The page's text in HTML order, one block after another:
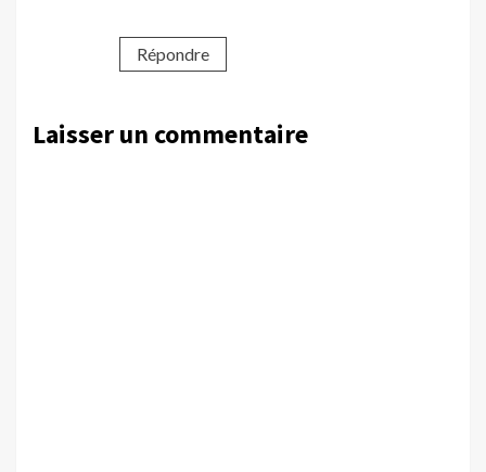
Répondre
Laisser un commentaire